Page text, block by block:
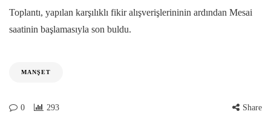
Toplantı, yapılan karşılıklı fikir alışverişlerininin ardından Mesai
saatinin başlamasıyla son buldu.
MANŞET
0 293 Share